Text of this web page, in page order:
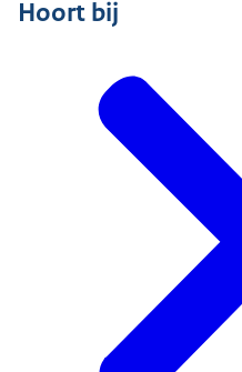
Hoort bij